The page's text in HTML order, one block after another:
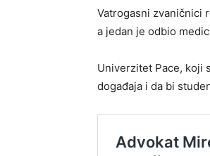
Vatrogasni zvaničnici
a jedan je odbio
Univerzitet Pace, koji
događaja i da bi